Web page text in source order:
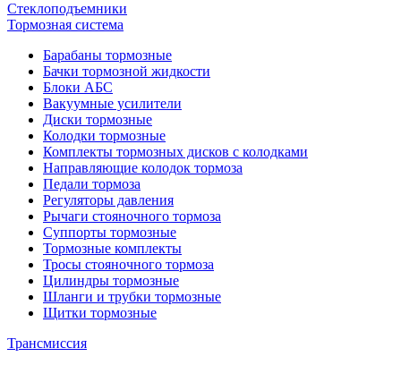
Стеклоподъемники
Тормозная система
Барабаны тормозные
Бачки тормозной жидкости
Блоки АБС
Вакуумные усилители
Диски тормозные
Колодки тормозные
Комплекты тормозных дисков с колодками
Направляющие колодок тормоза
Педали тормоза
Регуляторы давления
Рычаги стояночного тормоза
Суппорты тормозные
Тормозные комплекты
Тросы стояночного тормоза
Цилиндры тормозные
Шланги и трубки тормозные
Щитки тормозные
Трансмиссия